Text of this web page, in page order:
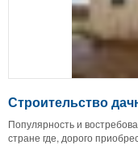
Строительство
Популярность и
стране где, дорого